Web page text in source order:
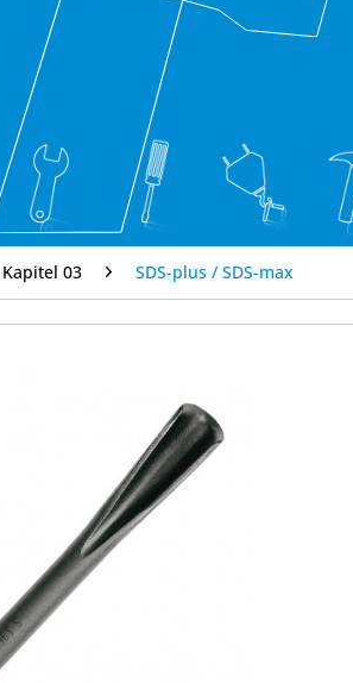
Kapitel 03 SDS-plus / SDS-max